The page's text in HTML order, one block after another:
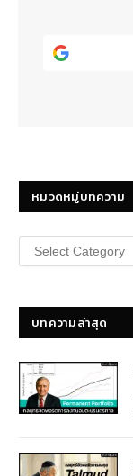
หมวดหมู่บทความ
หมวด
หมู่
บทความล่าสุด